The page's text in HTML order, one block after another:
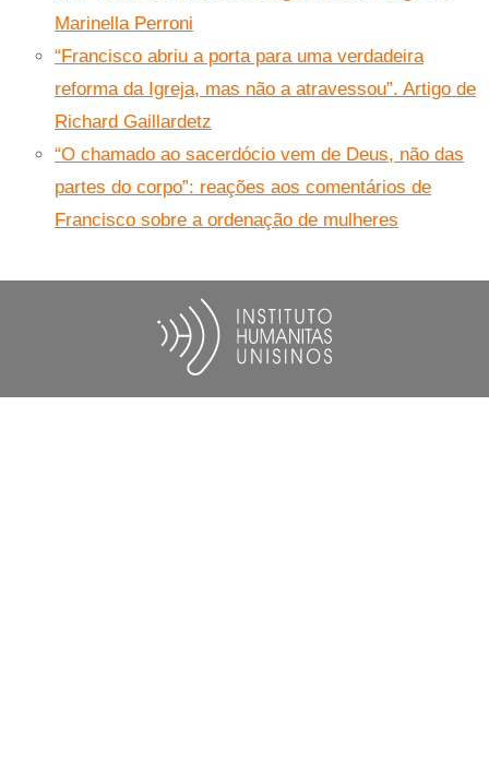
Marinella Perroni
“Francisco abriu a porta para uma verdadeira
reforma da Igreja, mas não a atravessou”. Artigo de
Richard Gaillardetz
“O chamado ao sacerdócio vem de Deus, não das
partes do corpo”: reações aos comentários de
Francisco sobre a ordenação de mulheres